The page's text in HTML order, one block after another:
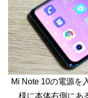
Mi Note 10の電源を
様に本体右側にあ